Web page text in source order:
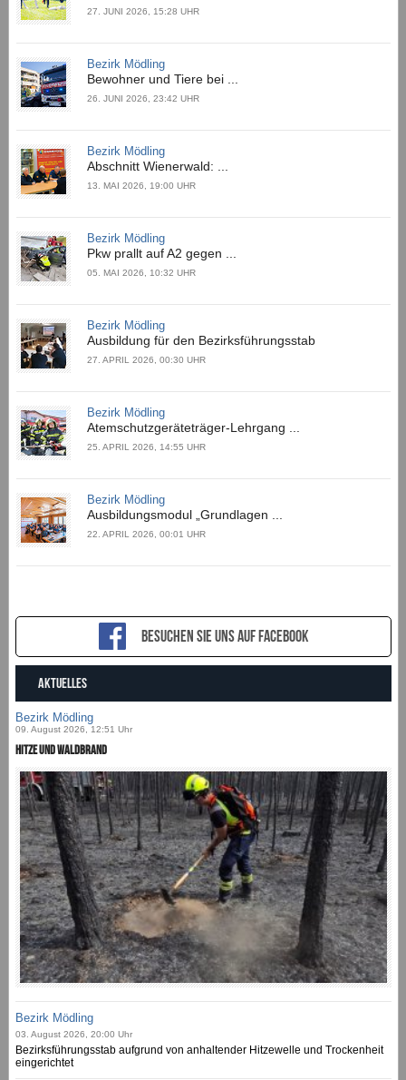
27. JUNI 2026, 15:28 UHR
Bezirk Mödling
Bewohner und Tiere bei ...
26. JUNI 2026, 23:42 UHR
Bezirk Mödling
Abschnitt Wienerwald: ...
13. MAI 2026, 19:00 UHR
Bezirk Mödling
Pkw prallt auf A2 gegen ...
05. MAI 2026, 10:32 UHR
Bezirk Mödling
Ausbildung für den Bezirksführungsstab
27. APRIL 2026, 00:30 UHR
Bezirk Mödling
Atemschutzgeräteträger-Lehrgang ...
25. APRIL 2026, 14:55 UHR
Bezirk Mödling
Ausbildungsmodul „Grundlagen ...
22. APRIL 2026, 00:01 UHR
Besuchen sie uns auf Facebook
AKTUELLES
Bezirk Mödling
09. August 2026, 12:51 Uhr
Hitze und Waldbrand
Bezirk Mödling
03. August 2026, 20:00 Uhr
Bezirksführungsstab aufgrund von anhaltender Hitzewelle und Trockenheit
eingerichtet